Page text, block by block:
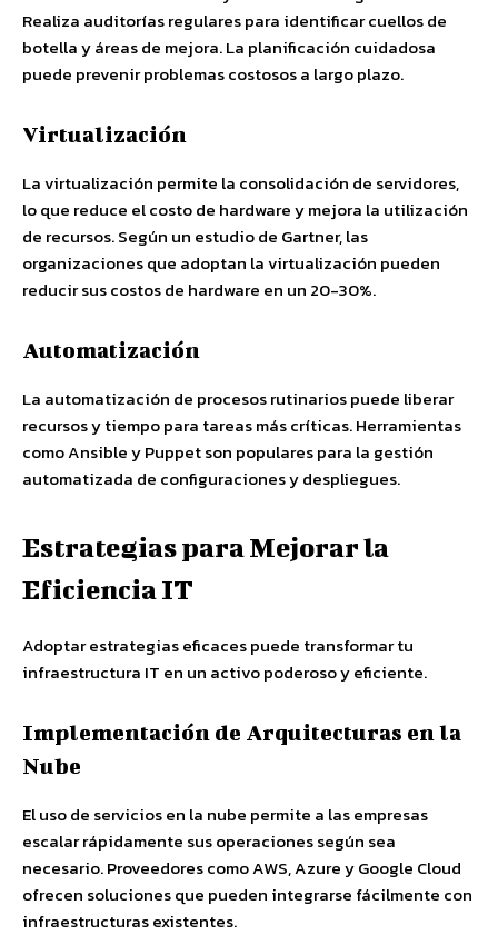
Realiza auditorías regulares para identificar cuellos de
botella y áreas de mejora. La planificación cuidadosa
puede prevenir problemas costosos a largo plazo.
Virtualización
La virtualización permite la consolidación de servidores,
lo que reduce el costo de hardware y mejora la utilización
de recursos. Según un estudio de Gartner, las
organizaciones que adoptan la virtualización pueden
reducir sus costos de hardware en un 20-30%.
Automatización
La automatización de procesos rutinarios puede liberar
recursos y tiempo para tareas más críticas. Herramientas
como Ansible y Puppet son populares para la gestión
automatizada de configuraciones y despliegues.
Estrategias para Mejorar la
Eficiencia IT
Adoptar estrategias eficaces puede transformar tu
infraestructura IT en un activo poderoso y eficiente.
Implementación de Arquitecturas en la
Nube
El uso de servicios en la nube permite a las empresas
escalar rápidamente sus operaciones según sea
necesario. Proveedores como AWS, Azure y Google Cloud
ofrecen soluciones que pueden integrarse fácilmente con
infraestructuras existentes.